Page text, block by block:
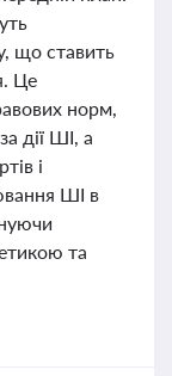
що ставить
Це
норм,
дії ШІ, а
і
ШІ в
та